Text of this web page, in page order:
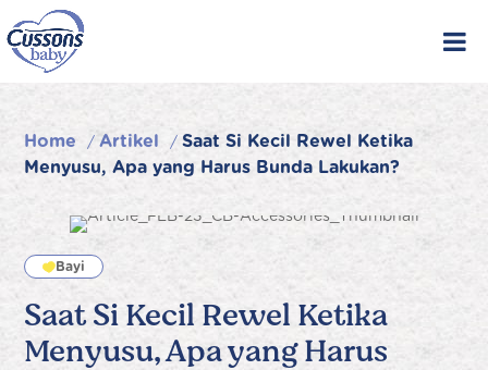
to
content
Home /Artikel /Saat Si Kecil Rewel Ketika
Menyusu, Apa yang Harus Bunda Lakukan?
Bayi
Saat Si Kecil Rewel Ketika
Menyusu, Apa yang Harus